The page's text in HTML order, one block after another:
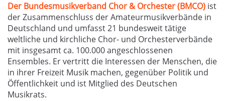
Der Bundesmusikverband Chor & Orchester (BMCO) ist
der Zusammenschluss der Amateurmusikverbände in
Deutschland und umfasst 21 bundesweit tätige
weltliche und kirchliche Chor- und Orchesterverbände
mit insgesamt ca. 100.000 angeschlossenen
Ensembles. Er vertritt die Interessen der Menschen, die
in ihrer Freizeit Musik machen, gegenüber Politik und
Öffentlichkeit und ist Mitglied des Deutschen
Musikrats.